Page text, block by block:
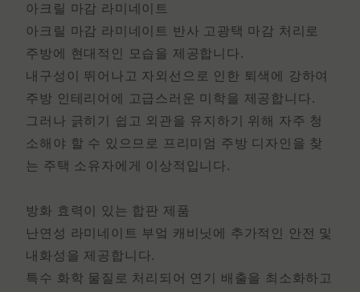
아크릴 마감 라미네이트
아크릴 마감 라미네이트
반사 고광택 마감 처리로
주방에 현대적인 모습을 제공합니다.
내구성이 뛰어나고 자외선으로 인한 퇴색에 강하여
주방 인테리어에 고급스러운 미학을 제공합니다.
그러나 긁히기 쉽고 외관을 유지하기 위해 자주 청
소해야 할 수 있으므로 프리미엄 주방 디자인을 찾
는 주택 소유자에게 이상적입니다.
방화 효력이 있는 합판 제품
난연성 라미네이트 부엌 캐비닛에 추가적인 안전 및
내화성을 제공합니다.
특수 화학 물질로 처리되어 연기 배출을 최소화하고